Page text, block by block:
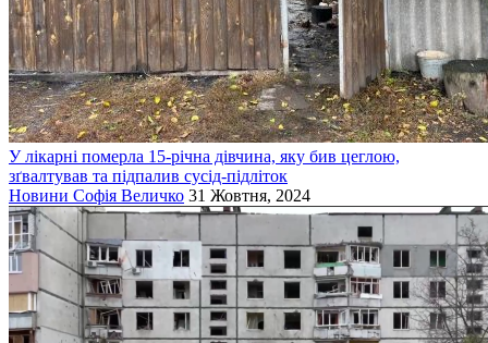
У лікарні померла 15-річна дівчина, яку бив цеглою,
зґвалтував та підпалив сусід-підліток
Новини Софія Величко 31 Жовтня, 2024